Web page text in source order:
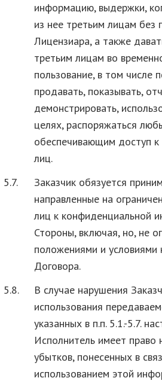
информацию, выдержки,
из нее третьим лицам без
Лицензиара, а также
третьим лицам во
пользование, в том числе
продавать, показывать,
демонстрировать,
целях, распоряжаться
обеспечивающим доступ
лиц.
5.7.
Заказчик обязуется
направленные на
лиц к конфиденциальной
Стороны, включая, но, не
положениями и условиями
Договора.
5.8.
В случае нарушения
использования
указанных в п.п. 5.1.-5.7.
Исполнитель имеет право
убытков, понесенных в
использованием этой